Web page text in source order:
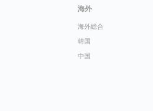
海外
海外総合
韓国
中国